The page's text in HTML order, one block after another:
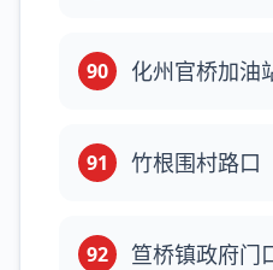
90 化州官桥加油
91 竹根围村路口
92 笪桥镇政府门